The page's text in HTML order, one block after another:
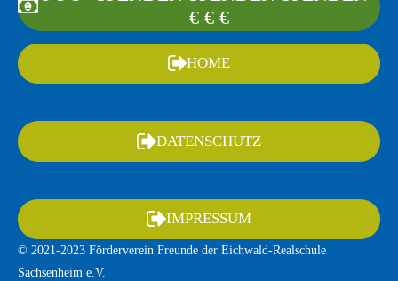
€ € €
HOME
DATENSCHUTZ
IMPRESSUM
© 2021-2023 Förderverein Freunde der Eichwald-Realschule
Sachsenheim e.V.